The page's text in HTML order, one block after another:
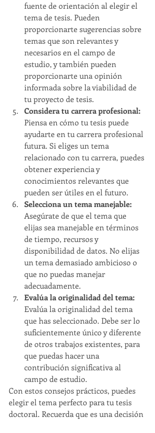
fuente de orientación al elegir el
tema de tesis. Pueden
proporcionarte sugerencias sobre
temas que son relevantes y
necesarios en el campo de
estudio, y también pueden
proporcionarte una opinión
informada sobre la viabilidad de
tu proyecto de tesis.
Considera tu carrera profesional:
Piensa en cómo tu tesis puede
ayudarte en tu carrera profesional
futura. Si eliges un tema
relacionado con tu carrera, puedes
obtener experiencia y
conocimientos relevantes que
pueden ser útiles en el futuro.
Selecciona un tema manejable:
Asegúrate de que el tema que
elijas sea manejable en términos
de tiempo, recursos y
disponibilidad de datos. No elijas
un tema demasiado ambicioso o
que no puedas manejar
adecuadamente.
Evalúa la originalidad del tema:
Evalúa la originalidad del tema
que has seleccionado. Debe ser lo
suficientemente único y diferente
de otros trabajos existentes, para
que puedas hacer una
contribución significativa al
campo de estudio.
Con estos consejos prácticos, puedes
elegir el tema perfecto para tu tesis
doctoral. Recuerda que es una decisión